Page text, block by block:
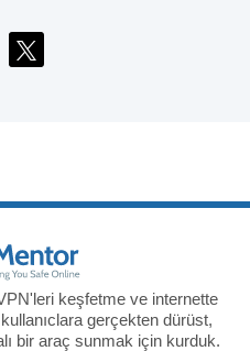
keşfetme ve internette
gerçekten dürüst,
bir araç sunmak için kurduk.